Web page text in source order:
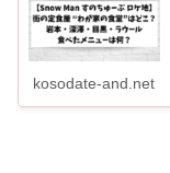
kosodate-and.net